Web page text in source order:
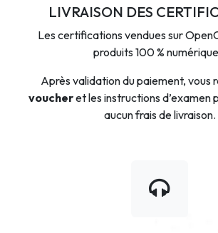
LIVRAISON DES
Les certifications vendues sur
produits 100 %
Après validation du paiement, vous
voucheret les instructions d’examen
aucun frais de livraison.